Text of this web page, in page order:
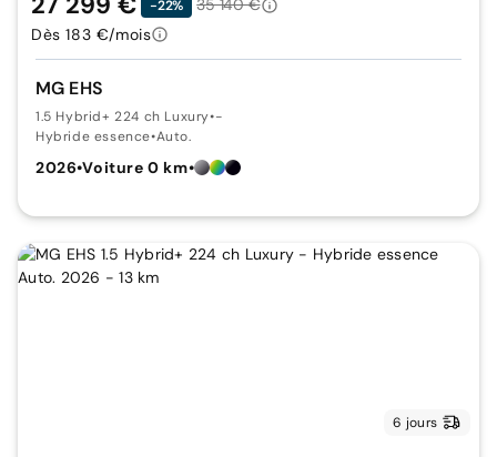
MG EHS
1.5 Hybrid+ 224 ch Luxury•-
Hybride essence•Auto.
2026•Voiture 0 km•
-22%
35 140 €
Dès 183 €/mois
6 jours